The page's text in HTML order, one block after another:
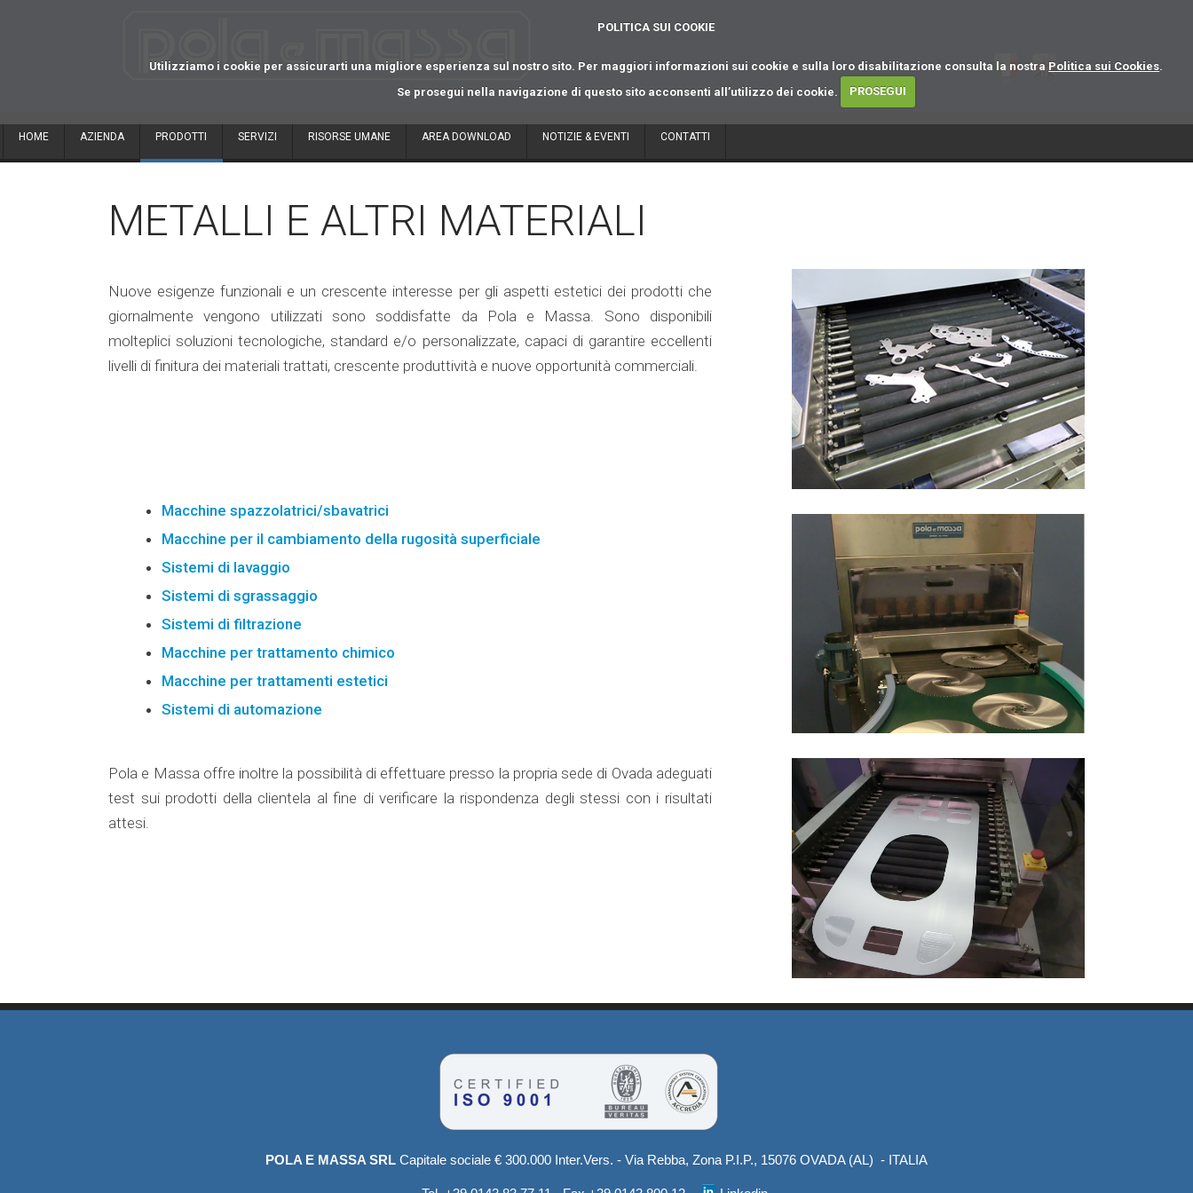
POLITICA SUI COOKIE
Utilizziamo i cookie per assicurarti una migliore esperienza sul nostro sito. Per maggiori informazioni sui cookie e sulla loro disabilitazione consulta la nostra Politica sui Cookies.
Se prosegui nella navigazione di questo sito acconsenti all’utilizzo dei cookie.
PROSEGUI
HOME AZIENDA PRODOTTI SERVIZI RISORSE UMANE AREA DOWNLOAD NOTIZIE & EVENTI CONTATTI
METALLI E ALTRI MATERIALI
Nuove esigenze funzionali e un crescente interesse per gli aspetti estetici dei prodotti che
giornalmente vengono utilizzati sono soddisfatte da Pola e Massa. Sono disponibili
molteplici soluzioni tecnologiche, standard e/o personalizzate, capaci di garantire eccellenti
livelli di finitura dei materiali trattati, crescente produttività e nuove opportunità commerciali.
Macchine spazzolatrici/sbavatrici
Macchine per il cambiamento della rugosità superficiale
Sistemi di lavaggio
Sistemi di sgrassaggio
Sistemi di filtrazione
Macchine per trattamento chimico
Macchine per trattamenti estetici
Sistemi di automazione
Pola e Massa offre inoltre la possibilità di effettuare presso la propria sede di Ovada adeguati
test sui prodotti della clientela al fine di verificare la rispondenza degli stessi con i risultati
attesi.
POLA E MASSA SRL Capitale sociale € 300.000 Inter.Vers. - Via Rebba, Zona P.I.P., 15076 OVADA (AL) - ITALIA